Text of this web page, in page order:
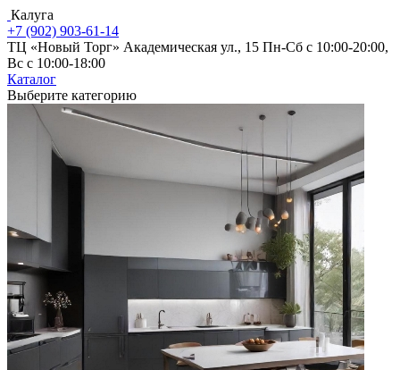
Калуга
+7 (902) 903-61-14
ТЦ «Новый Торг» Академическая ул., 15 Пн-Сб с 10:00-20:00,
Вс с 10:00-18:00
Каталог
Выберите категорию